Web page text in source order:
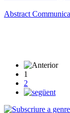
Abstract
1
2